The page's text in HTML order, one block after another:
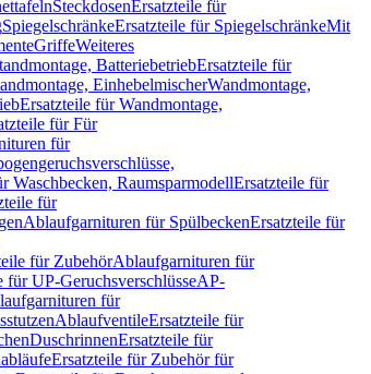
SteckdosenErsatzteile für
SpiegelschränkeErsatzteile für SpiegelschränkeMit
GriffeWeiteres
BatteriebetriebErsatzteile für
EinhebelmischerWandmontage,
Ersatzteile für Wandmontage,
für Für
für
Waschbecken, RaumsparmodellErsatzteile für
für
Ablaufgarnituren für SpülbeckenErsatzteile für
für ZubehörAblaufgarnituren für
für UP-GeruchsverschlüsseAP-
für
AblaufventileErsatzteile für
DuschrinnenErsatzteile für
Ersatzteile für Zubehör für